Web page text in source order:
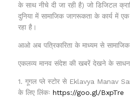
के साथ नीचे दी जा रही है) जो डिजिटल
दुनिया में सामाजिक जागरूकता के कार्य में
रहा है।
आओ अब पत्रिकारिता के माध्यम से
एकलव्य मानव संदेश की खबरें देखने के
1. गूगल प्ले स्टोर से Eklavya Manav
के लिए लिंकः https://goo.gl/BxpTre